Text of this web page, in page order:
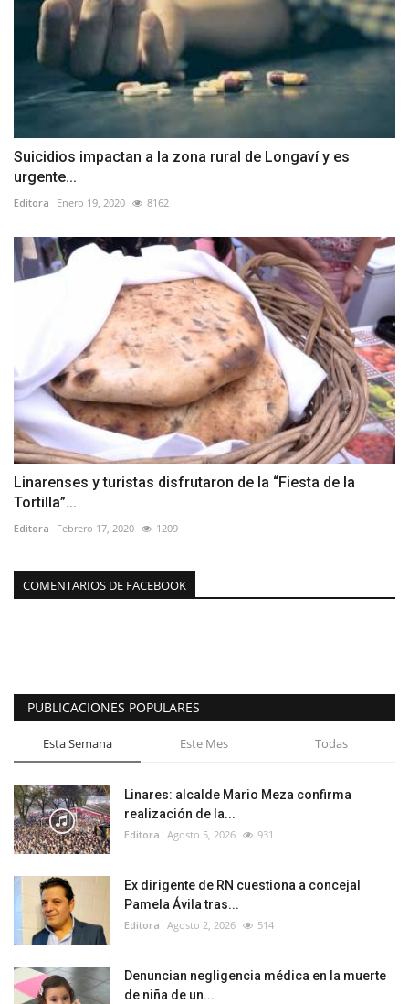
Suicidios impactan a la zona rural de Longaví y es
urgente...
Editora Enero 19, 2020 8162
Linarenses y turistas disfrutaron de la “Fiesta de la
Tortilla”...
Editora Febrero 17, 2020 1209
COMENTARIOS DE FACEBOOK
PUBLICACIONES POPULARES
Esta Semana Este Mes Todas
Linares: alcalde Mario Meza confirma
realización de la...
Editora Agosto 5, 2026 931
Ex dirigente de RN cuestiona a concejal
Pamela Ávila tras...
Editora Agosto 2, 2026 514
Denuncian negligencia médica en la muerte
de niña de un...